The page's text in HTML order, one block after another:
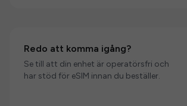
Redo att komma igång?
Se till att din enhet är operatörsfri och
har stöd för eSIM innan du beställer.